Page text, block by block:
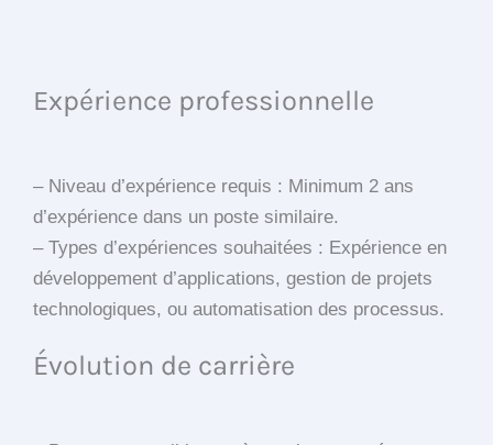
Expérience professionnelle
– Niveau d’expérience requis : Minimum 2 ans
d’expérience dans un poste similaire.
– Types d’expériences souhaitées : Expérience en
développement d’applications, gestion de projets
technologiques, ou automatisation des processus.
Évolution de carrière